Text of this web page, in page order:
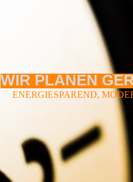
WIR PLANEN
ENERGIESPAREND,